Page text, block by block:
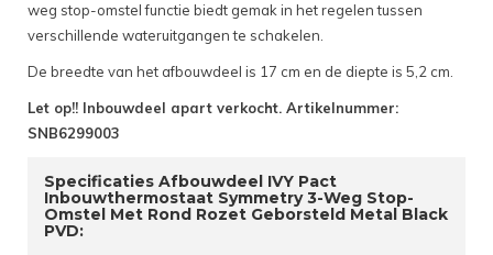
weg stop-omstel functie biedt gemak in het regelen tussen
verschillende wateruitgangen te schakelen.
De breedte van het afbouwdeel is 17 cm en de diepte is 5,2 cm.
Let op!! Inbouwdeel apart verkocht. Artikelnummer:
SNB6299003
Specificaties Afbouwdeel IVY Pact
Inbouwthermostaat Symmetry 3-Weg Stop-
Omstel Met Rond Rozet Geborsteld Metal Black
PVD: